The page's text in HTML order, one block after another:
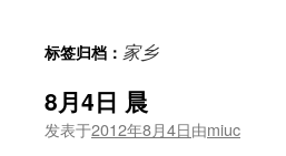
标签归档： 家乡
8月4日 晨
发表于2012年8月4日由miuc